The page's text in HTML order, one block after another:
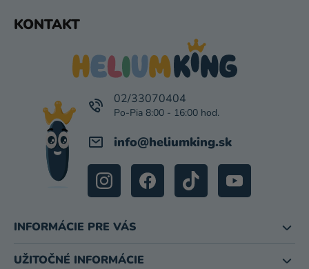
KONTAKT
info@heliumking.sk
02/33070404
INFORMÁCIE PRE VÁS
UŽITOČNÉ INFORMÁCIE